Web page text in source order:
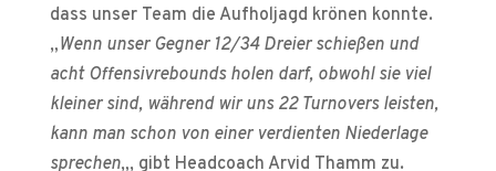
dass unser Team die Aufholjagd krönen konnte.
„Wenn unser Gegner 12/34 Dreier schießen und
acht Offensivrebounds holen darf, obwohl sie viel
kleiner sind, während wir uns 22 Turnovers leisten,
kann man schon von einer verdienten Niederlage
sprechen„, gibt Headcoach Arvid Thamm zu.